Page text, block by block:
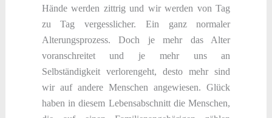
Hände werden zittrig und wir werden von Tag
zu Tag vergesslicher. Ein ganz normaler
Alterungsprozess. Doch je mehr das Alter
voranschreitet und je mehr uns an
Selbständigkeit verlorengeht, desto mehr sind
wir auf andere Menschen angewiesen. Glück
haben in diesem Lebensabschnitt die Menschen,